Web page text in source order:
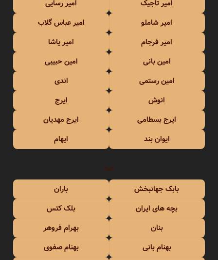
امیر تاجیک
امیر رسایی
امیر شاملو
امیر عباس گلاب
امیر فرجام
امیر یاشا
امین بانی
امین حبیبی
امین رستمی
اندی
انوش
ایرج
ایرج بسطامی
ایرج مهدیان
ایوان بند
ایهام
ب
بابک جهانبخش
باران
بچه های ایران
بلک کتس
بنان
بهرام فروهر
بهنام بانی
بهنام صفوی